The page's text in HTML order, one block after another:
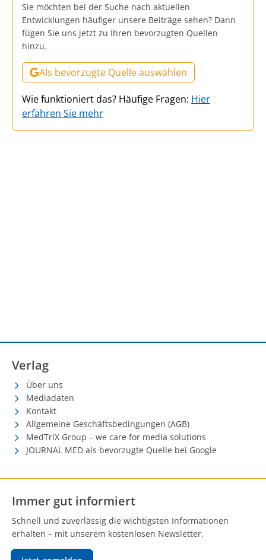
Sie möchten bei der Suche nach aktuellen
Entwicklungen häufiger unsere Beiträge sehen? Dann
fügen Sie uns jetzt zu Ihren bevorzugten Quellen
hinzu.
Als bevorzugte Quelle auswählen
Wie funktioniert das? Häufige Fragen: Hier
erfahren Sie mehr
Verlag
Über uns
Mediadaten
Kontakt
Allgemeine Geschäftsbedingungen (AGB)
MedTriX Group – we care for media solutions
JOURNAL MED als bevorzugte Quelle bei Google
Immer gut informiert
Schnell und zuverlässig die wichtigsten Informationen
erhalten – mit unserem kostenlosen Newsletter.